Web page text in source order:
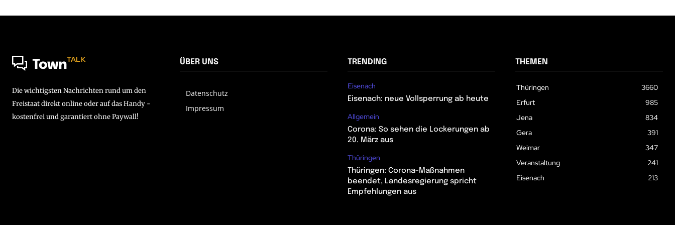
TownTALK
Die wichtigsten Nachrichten rund um den
Freistaat direkt online oder auf das Handy -
kostenfrei und garantiert ohne Paywall!
ÜBER UNS
Datenschutz
Impressum
TRENDING
Eisenach
Eisenach: neue Vollsperrung ab heute
Allgemein
Corona: So sehen die Lockerungen ab
20. März aus
Thüringen
Thüringen: Corona-Maßnahmen
beendet, Landesregierung spricht
Empfehlungen aus
THEMEN
Thüringen
3660
Erfurt
985
Jena
834
Gera
391
Weimar
347
Veranstaltung
241
Eisenach
213